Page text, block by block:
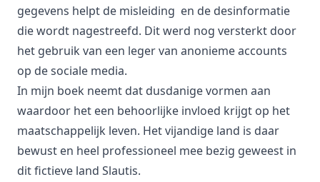
gegevens helpt de misleiding en de desinformatie
die wordt nagestreefd. Dit werd nog versterkt door
het gebruik van een leger van anonieme accounts
op de sociale media.
In mijn boek neemt dat dusdanige vormen aan
waardoor het een behoorlijke invloed krijgt op het
maatschappelijk leven. Het vijandige land is daar
bewust en heel professioneel mee bezig geweest in
dit fictieve land Slautis.